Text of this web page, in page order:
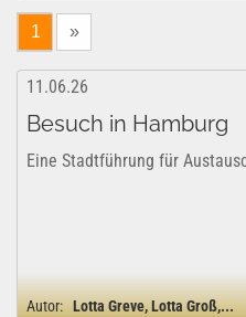
1 »
11.06.26
Besuch in Hamburg
Eine Stadtführung für
Autor: Lotta Greve, Lotta Groß,...